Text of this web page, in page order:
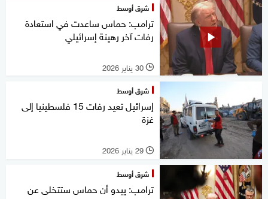
شرق أوسط
ترامب: حماس ساعدت في استعادة
رفات آخر رهينة إسرائيلي
l 30 يناير 2026
شرق أوسط
إسرائيل تعيد رفات 15 فلسطينيا إلى
غزة
l 29 يناير 2026
شرق أوسط
ترامب: يبدو أن حماس ستتخلى عن